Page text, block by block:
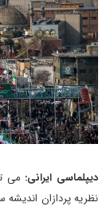
دیپلماسی ایرانی: می
نظریه پردازان